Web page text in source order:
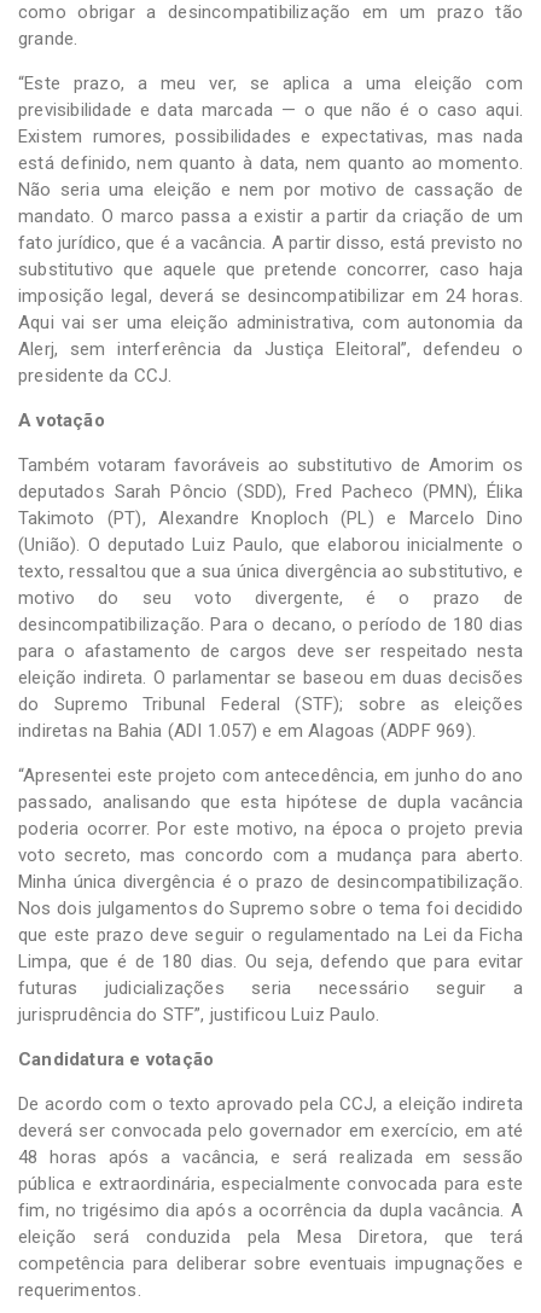
como obrigar a desincompatibilização em um prazo tão
grande.
“Este prazo, a meu ver, se aplica a uma eleição com
previsibilidade e data marcada — o que não é o caso aqui.
Existem rumores, possibilidades e expectativas, mas nada
está definido, nem quanto à data, nem quanto ao momento.
Não seria uma eleição e nem por motivo de cassação de
mandato. O marco passa a existir a partir da criação de um
fato jurídico, que é a vacância. A partir disso, está previsto no
substitutivo que aquele que pretende concorrer, caso haja
imposição legal, deverá se desincompatibilizar em 24 horas.
Aqui vai ser uma eleição administrativa, com autonomia da
Alerj, sem interferência da Justiça Eleitoral”, defendeu o
presidente da CCJ.
A votação
Também votaram favoráveis ao substitutivo de Amorim os
deputados Sarah Pôncio (SDD), Fred Pacheco (PMN), Élika
Takimoto (PT), Alexandre Knoploch (PL) e Marcelo Dino
(União). O deputado Luiz Paulo, que elaborou inicialmente o
texto, ressaltou que a sua única divergência ao substitutivo, e
motivo do seu voto divergente, é o prazo de
desincompatibilização. Para o decano, o período de 180 dias
para o afastamento de cargos deve ser respeitado nesta
eleição indireta. O parlamentar se baseou em duas decisões
do Supremo Tribunal Federal (STF); sobre as eleições
indiretas na Bahia (ADI 1.057) e em Alagoas (ADPF 969).
“Apresentei este projeto com antecedência, em junho do ano
passado, analisando que esta hipótese de dupla vacância
poderia ocorrer. Por este motivo, na época o projeto previa
voto secreto, mas concordo com a mudança para aberto.
Minha única divergência é o prazo de desincompatibilização.
Nos dois julgamentos do Supremo sobre o tema foi decidido
que este prazo deve seguir o regulamentado na Lei da Ficha
Limpa, que é de 180 dias. Ou seja, defendo que para evitar
futuras judicializações seria necessário seguir a
jurisprudência do STF”, justificou Luiz Paulo.
Candidatura e votação
De acordo com o texto aprovado pela CCJ, a eleição indireta
deverá ser convocada pelo governador em exercício, em até
48 horas após a vacância, e será realizada em sessão
pública e extraordinária, especialmente convocada para este
fim, no trigésimo dia após a ocorrência da dupla vacância. A
eleição será conduzida pela Mesa Diretora, que terá
competência para deliberar sobre eventuais impugnações e
requerimentos.